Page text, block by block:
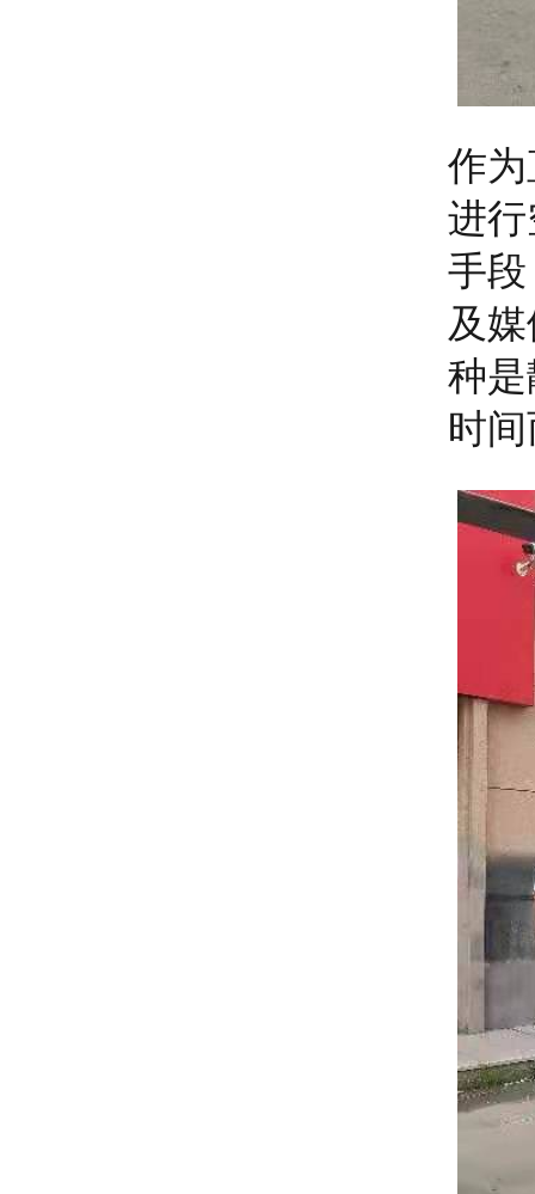
作
进
手
及
种
时